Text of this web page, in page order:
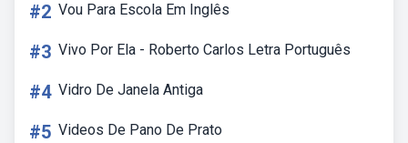
#2 Vou Para Escola Em Inglês
#3 Vivo Por Ela - Roberto Carlos Letra Português
#4 Vidro De Janela Antiga
#5 Videos De Pano De Prato